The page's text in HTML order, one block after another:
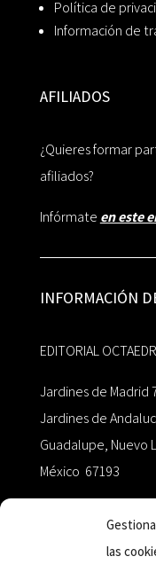
las
Política de
Información de
AFILIADOS
¿Quieres formar
afiliados?
Infórmate en este
INFORMACIÓN
EDITORIAL
Jardines de Madrid
Jardines de
Guadalupe, Nuevo
México 67193
+52 811.499.5638